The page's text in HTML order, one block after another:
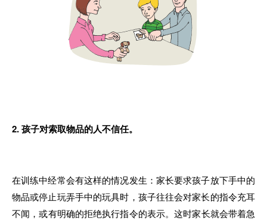
2. 孩子对索取物品的人不信任。
在训练中经常会有这样的情况发生： 家长要求孩子放下手中的
物品或停止玩弄手中的玩具时， 孩子往往会对家长的指令充耳
不闻 ，或有明确的拒绝执行指令的表示。这时家长就会带着急